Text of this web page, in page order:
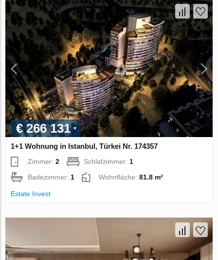
€ 266 131
1+1 Wohnung in Istanbul, Türkei Nr. 174357
Zimmer:2 Schlafzimmer:1
Badezimmer:1 Wohnfläche:81.8 m²
Estate Invest